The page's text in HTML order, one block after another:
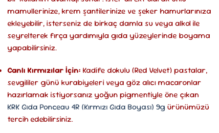
mamullerinize, krem şantilerinize ve şeker hamurlarınıza
ekleyebilir, isterseniz de birkaç damla su veya alkol ile
seyrelterek fırça yardımıyla gıda yüzeylerinde boyama
yapabilirsiniz.
Canlı Kırmızılar İçin:Kadife dokulu (Red Velvet) pastalar,
sevgililer günü kurabiyeleri veya göz alıcı macaronlar
hazırlamak istiyorsanız yoğun pigmentiyle öne çıkan
KRK Gıda Ponceau 4R (Kırmızı Gıda Boyası) 9gürünümüzü
tercih edebilirsiniz.